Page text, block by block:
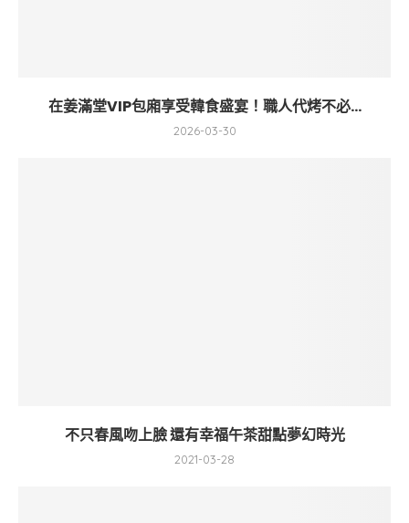
在姜滿堂VIP包廂享受韓食盛宴！職人代烤不必...
2026-03-30
不只春風吻上臉 還有幸福午茶甜點夢幻時光
2021-03-28